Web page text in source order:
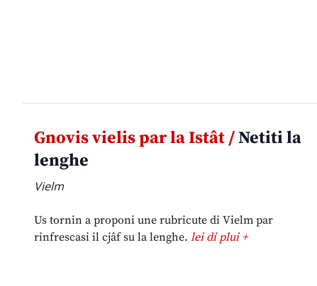
Gnovis vielis par la Istât /Netiti la
lenghe
Vielm
Us tornin a proponi une rubricute di Vielm par
rinfrescasi il cjâf su la lenghe. lei di plui +